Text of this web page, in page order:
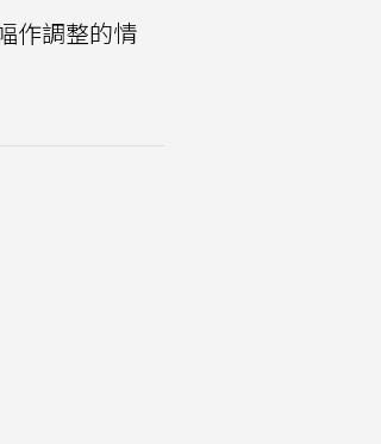
作調整的情